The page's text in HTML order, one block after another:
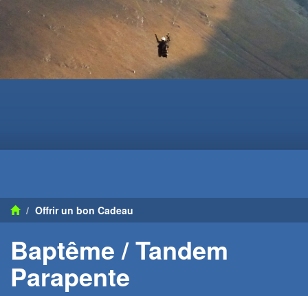
Offrir un bon Cadeau
Baptême / Tandem
Parapente